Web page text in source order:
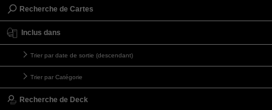
Recherche de Cartes
Inclus dans
Trier par date de sortie (descendant)
Trier par Catégorie
Recherche de Deck